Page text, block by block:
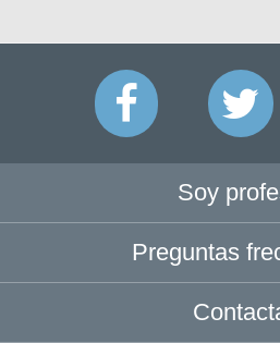
Soy
Preguntas